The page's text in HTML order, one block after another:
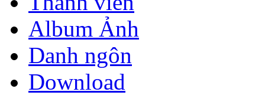
Album Ảnh
Danh ngôn
Download